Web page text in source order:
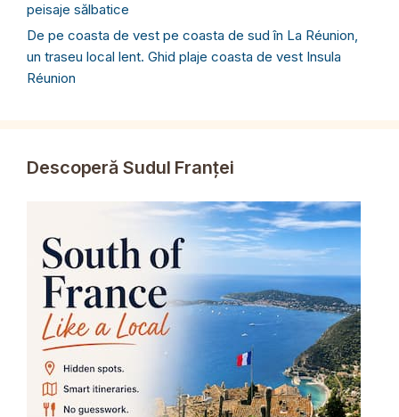
peisaje sălbatice
De pe coasta de vest pe coasta de sud în La Réunion,
un traseu local lent. Ghid plaje coasta de vest Insula
Réunion
Descoperă Sudul Franței